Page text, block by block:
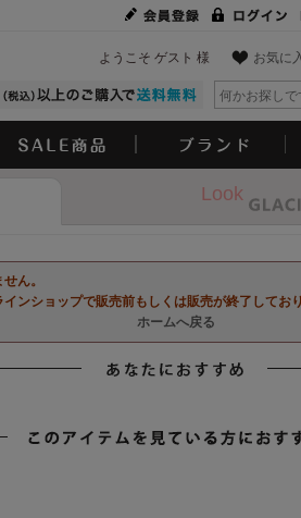
お気に
ようこそ ゲスト 様
Look
ん。
ンショップで販売前もしくは販売が終了しており
ホームへ戻る